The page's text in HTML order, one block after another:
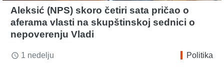
Aleksić (NPS) skoro četiri sata pričao o
aferama vlasti na skupštinskoj sednici o
nepoverenju Vladi
access_time 1 nedelju Politika